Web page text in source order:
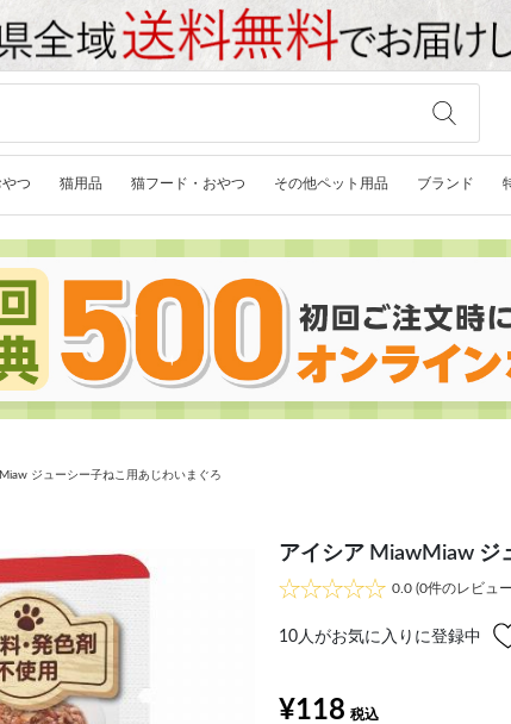
つ 猫用品 猫フード・おやつ その他ペット用品 ブランド
ジューシー子ねこ用あじわいまぐろ
アイシア MiawMiaw ジ
0.0 (0件のレビュ
10人がお気に入りに登録中
¥118